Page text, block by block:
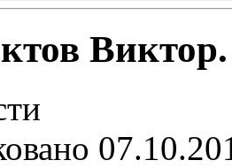
Виктор.